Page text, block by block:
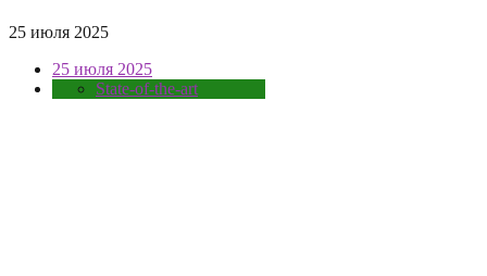
25 июля 2025
25 июля 2025
State-of-the-art